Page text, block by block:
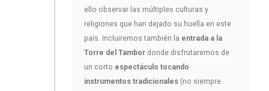
ello observar las múltiples culturas y
religiones que han dejado su huella en este
país. Incluiremos también la entrada a la
Torre del Tambor donde disfrutaremos de
un corto espectáculo tocando
instrumentos tradicionales (no siempre